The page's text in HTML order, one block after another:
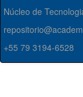
Núcleo de
+55 79 3194-6528